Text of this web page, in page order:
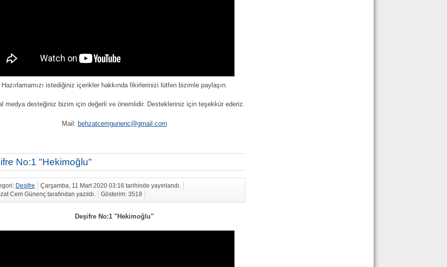
Hazırlamamızı istediğiniz içerikler hakkında fikirlerinizi lütfen bizimle paylaşın.
medya desteğiniz bizim için değerli ve önemlidir. Destekleriniz için teşekkür ederiz.
Mail: behzatcemgunenc@gmail.com
No:1 "Hekimoğlu"
Deşifre
Çarşamba, 11 Mart 2020 03:16 tarihinde yayınlandı.
Cem Günenç tarafından yazıldı.
Gösterim: 3518
Deşifre No:1 "Hekimoğlu"